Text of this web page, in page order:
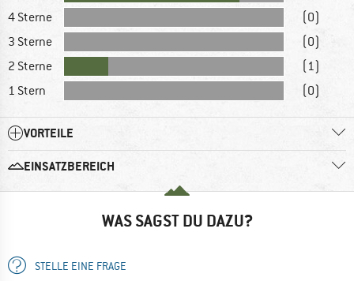
4 Sterne
(0)
3 Sterne
(0)
2 Sterne
(1)
1 Stern
(0)
VORTEILE
EINSATZBEREICH
WAS SAGST DU DAZU?
STELLE EINE FRAGE